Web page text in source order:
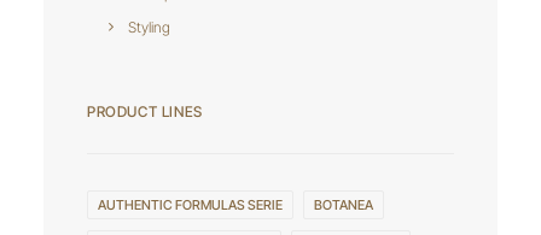
Styling
PRODUCT LINES
AUTHENTIC FORMULAS SERIE BOTANEA